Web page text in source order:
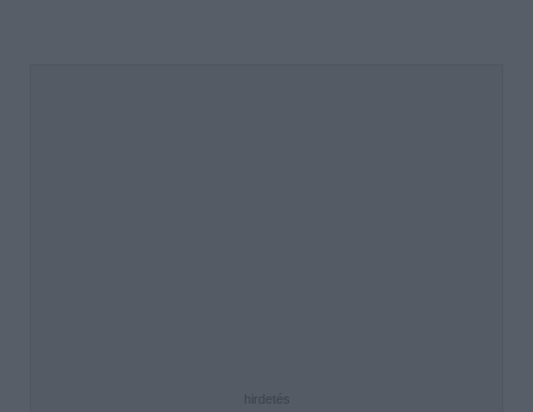
hirdetés